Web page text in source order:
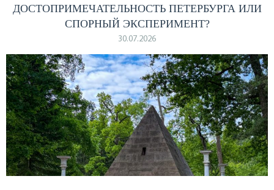
ДОСТОПРИМЕЧАТЕЛЬНОСТЬ ПЕТЕРБУРГА ИЛИ
СПОРНЫЙ ЭКСПЕРИМЕНТ?
30.07.2026